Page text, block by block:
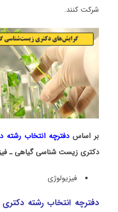
شرکت کنند.
بر اساسدفترچه انتخاب رشته
دکتری زیست شناسی ﮔﻴﺎهی ـ
ﻓﻴﺰﻳﻮﻟﻮژی
دفترچه انتخاب رشته